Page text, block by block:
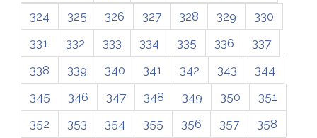
324
325 326 327 328 329
330
331
332 333 334 335 336
337
338
339 340 341 342 343
344
345
346 347 348 349 350
351
352
353 354 355 356 357 358